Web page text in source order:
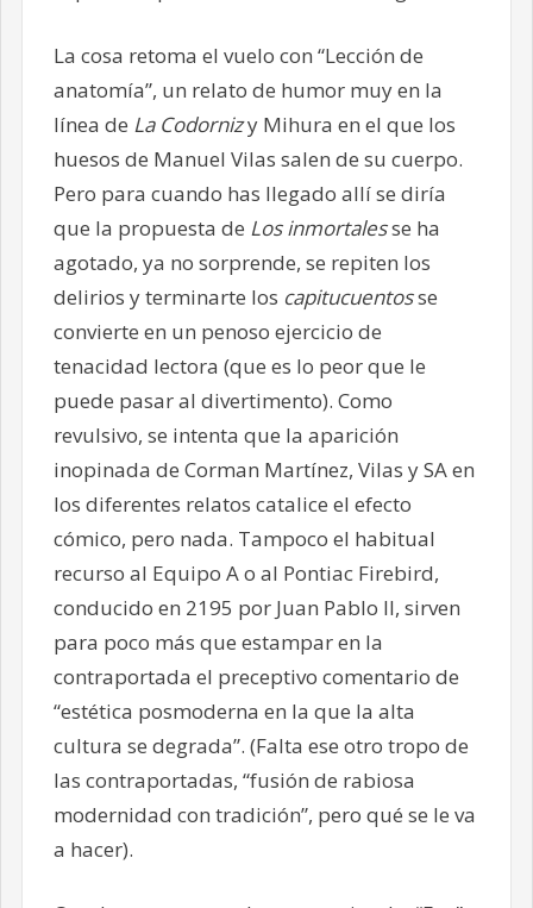
La cosa retoma el vuelo con “Lección de
anatomía”, un relato de humor muy en la
línea de La Codornizy Mihura en el que los
huesos de Manuel Vilas salen de su cuerpo.
Pero para cuando has llegado allí se diría
que la propuesta de Los inmortalesse ha
agotado, ya no sorprende, se repiten los
delirios y terminarte los capitucuentosse
convierte en un penoso ejercicio de
tenacidad lectora (que es lo peor que le
puede pasar al divertimento). Como
revulsivo, se intenta que la aparición
inopinada de Corman Martínez, Vilas y SA en
los diferentes relatos catalice el efecto
cómico, pero nada. Tampoco el habitual
recurso al Equipo A o al Pontiac Firebird,
conducido en 2195 por Juan Pablo II, sirven
para poco más que estampar en la
contraportada el preceptivo comentario de
“estética posmoderna en la que la alta
cultura se degrada”. (Falta ese otro tropo de
las contraportadas, “fusión de rabiosa
modernidad con tradición”, pero qué se le va
a hacer).